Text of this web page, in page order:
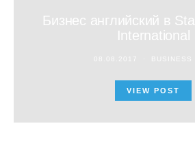
Бизнес английский в
International
08.08.2017 BUSINESS
VIEW POST